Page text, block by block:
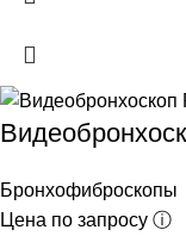
Бронхофиброскопы
Цена по запросу ⓘ